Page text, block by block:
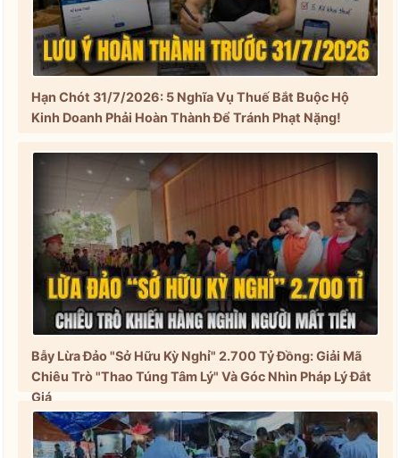
Hạn Chót 31/7/2026: 5 Nghĩa Vụ Thuế Bắt Buộc Hộ
Kinh Doanh Phải Hoàn Thành Để Tránh Phạt Nặng!
Bẫy Lừa Đảo "Sở Hữu Kỳ Nghỉ" 2.700 Tỷ Đồng: Giải Mã
Chiêu Trò "Thao Túng Tâm Lý" Và Góc Nhìn Pháp Lý Đắt
Giá